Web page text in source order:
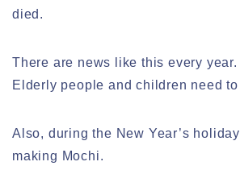
died.
There are news like this every year.
Elderly people and children need
Also, during the New Year’s
making Mochi.